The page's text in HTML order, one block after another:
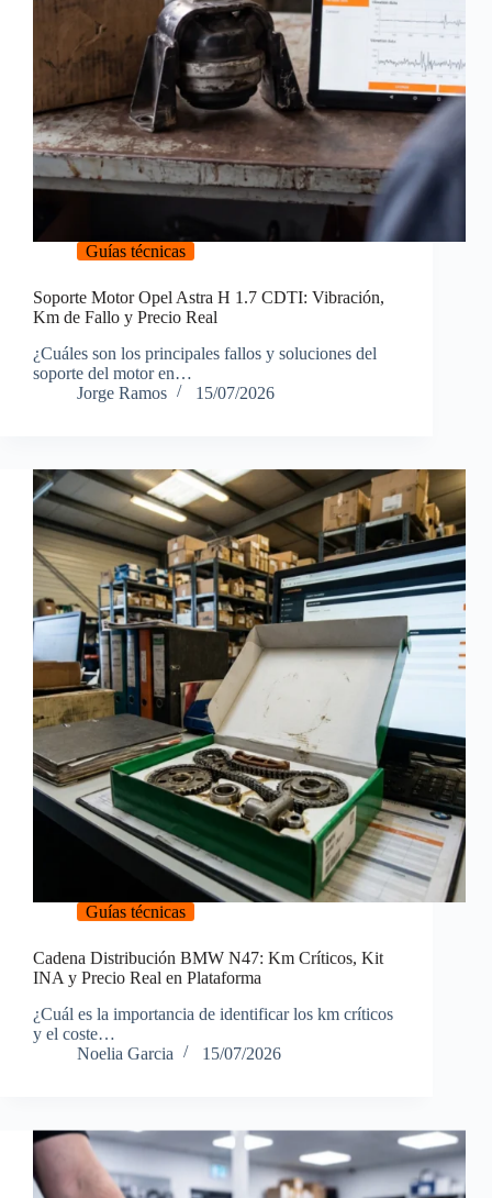
Guías técnicas
Soporte Motor Opel Astra H 1.7 CDTI: Vibración,
Km de Fallo y Precio Real
¿Cuáles son los principales fallos y soluciones del
soporte del motor en…
Jorge Ramos
15/07/2026
Guías técnicas
Cadena Distribución BMW N47: Km Críticos, Kit
INA y Precio Real en Plataforma
¿Cuál es la importancia de identificar los km críticos
y el coste…
Noelia Garcia
15/07/2026